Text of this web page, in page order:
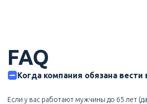
FAQ
Когда компания обязана вести
Если у вас работают мужчины до 65 лет